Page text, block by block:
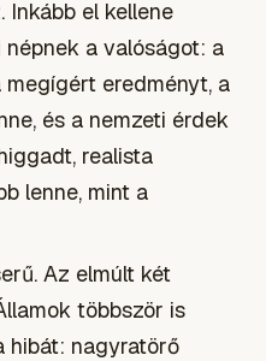
Inkább el kellene
a valóságot: a
eredményt, a
és a nemzeti érdek
realista
lenne, mint a
Az elmúlt két
többször is
hibát: nagyratörő